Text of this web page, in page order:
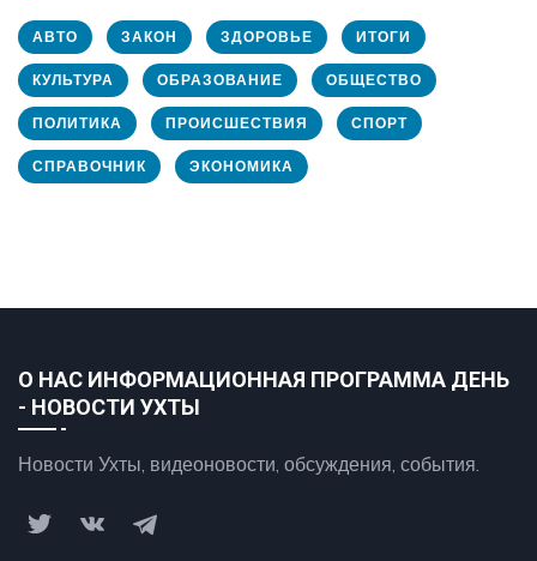
АВТО ЗАКОН ЗДОРОВЬЕ ИТОГИ
КУЛЬТУРА ОБРАЗОВАНИЕ ОБЩЕСТВО
ПОЛИТИКА ПРОИСШЕСТВИЯ СПОРТ
СПРАВОЧНИК ЭКОНОМИКА
О НАС ИНФОРМАЦИОННАЯ ПРОГРАММА ДЕНЬ
- НОВОСТИ УХТЫ
Новости Ухты, видеоновости, обсуждения, события.